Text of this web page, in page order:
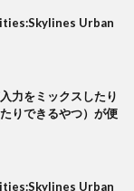
Urban
力をミックスしたり
りできるやつ）が便
Urban